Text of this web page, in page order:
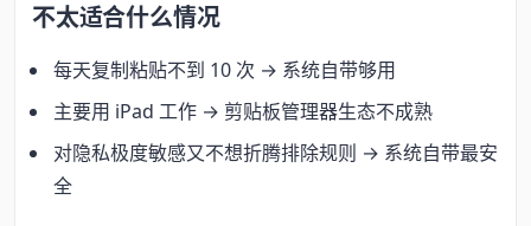
不太适合什么情况
每天复制粘贴不到 10 次 → 系统自带够用
主要用 iPad 工作 → 剪贴板管理器生态不成熟
对隐私极度敏感又不想折腾排除规则 → 系统自带最安
全